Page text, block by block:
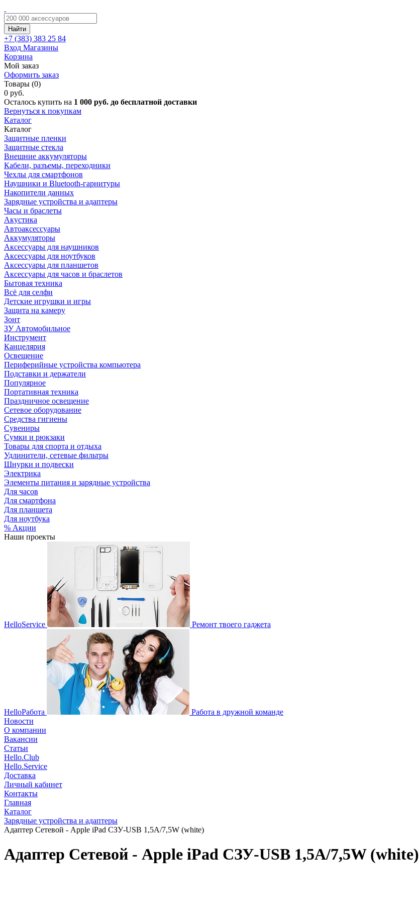
Найти
+7 (383) 383 25 84
Вход Магазины
Корзина
Мой заказ
Оформить заказ
Товары (0)
0 руб.
Осталось купить на 1 000 руб. до бесплатной доставки
Вернуться к покупкам
Каталог
Каталог
Защитные пленки
Защитные стекла
Внешние аккумуляторы
Кабели, разъемы, переходники
Чехлы для смартфонов
Наушники и Bluetooth-гарнитуры
Накопители данных
Зарядные устройства и адаптеры
Часы и браслеты
Акустика
Автоаксессуары
Аккумуляторы
Аксессуары для наушников
Аксессуары для ноутбуков
Аксессуары для планшетов
Аксессуары для часов и браслетов
Бытовая техника
Всё для селфи
Детские игрушки и игры
Защита на камеру
Зонт
ЗУ Автомобильное
Инструмент
Канцелярия
Освещение
Периферийные устройства компьютера
Подставки и держатели
Популярное
Портативная техника
Праздничное освещение
Сетевое оборудование
Средства гигиены
Сувениры
Сумки и рюкзаки
Товары для спорта и отдыха
Удлинители, сетевые фильтры
Шнурки и подвески
Электрика
Элементы питания и зарядные устройства
Для часов
Для смартфона
Для планшета
Для ноутбука
% Акции
Наши проекты
HelloService Ремонт твоего гаджета
HelloРабота
Работа в дружной команде
Новости
О компании
Вакансии
Статьи
Hello.Club
Hello.Service
Доставка
Личный кабинет
Контакты
Главная
Каталог
Зарядные устройства и адаптеры
Адаптер Сетевой - Apple iPad СЗУ-USB 1,5A/7,5W (white)
Адаптер Сетевой - Apple iPad СЗУ-USB 1,5A/7,5W (white)